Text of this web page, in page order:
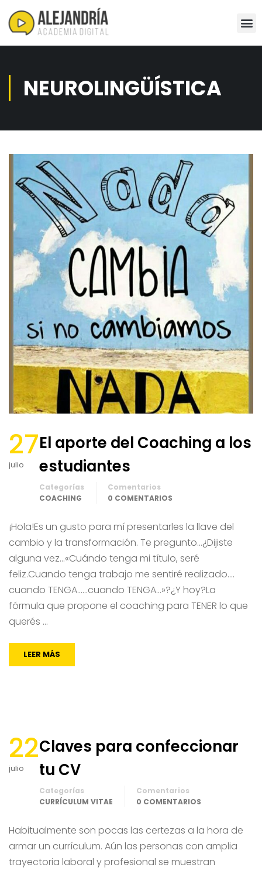
NEUROLINGÜÍSTICA
27
julio
El aporte del Coaching a los
estudiantes
Categorías
COACHING
Comentarios
0 COMENTARIOS
¡Hola!Es un gusto para mí presentarles la llave del
cambio y la transformación. Te pregunto…¿Dijiste
alguna vez…«Cuándo tenga mi título, seré
feliz.Cuando tenga trabajo me sentiré realizado.…
cuando TENGA……cuando TENGA…»?¿Y hoy?La
fórmula que propone el coaching para TENER lo que
querés …
LEER MÁS
22
julio
Claves para confeccionar
tu CV
Categorías
CURRÍCULUM VITAE
Comentarios
0 COMENTARIOS
Habitualmente son pocas las certezas a la hora de
armar un currículum. Aún las personas con amplia
trayectoria laboral y profesional se muestran